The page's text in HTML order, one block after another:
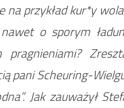
na przykład kur*y
o sporym
pani Scheuring-
Jak zauważył